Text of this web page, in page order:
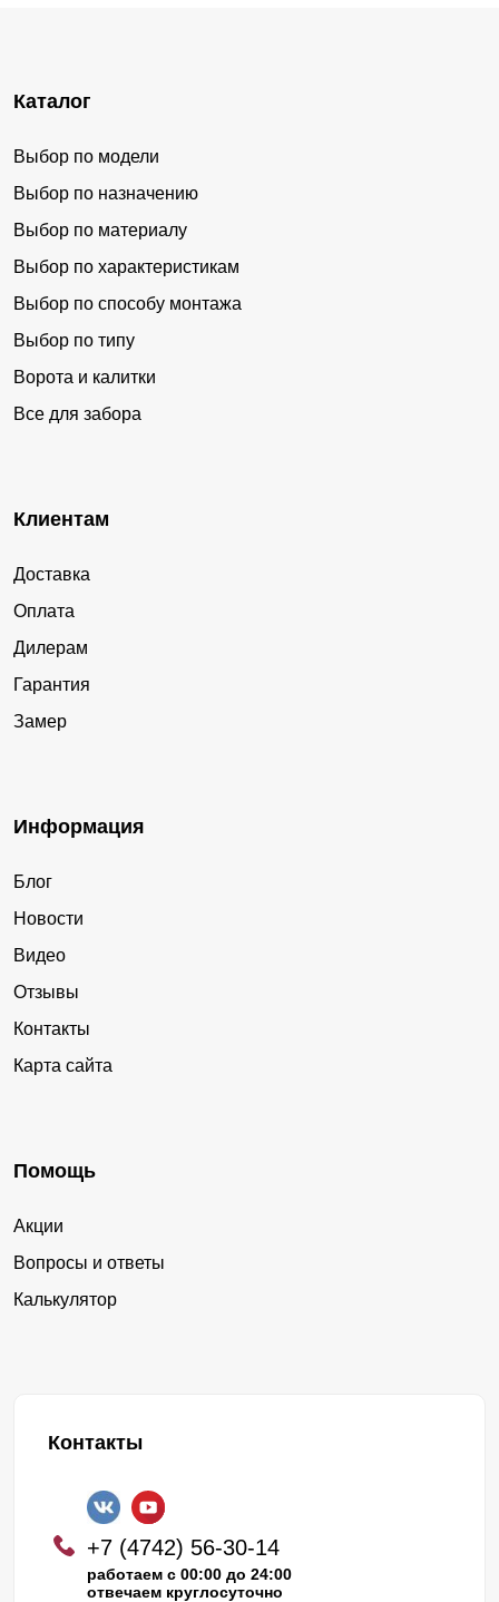
Каталог
Выбор по модели
Выбор по назначению
Выбор по материалу
Выбор по характеристикам
Выбор по способу монтажа
Выбор по типу
Ворота и калитки
Все для забора
Клиентам
Доставка
Оплата
Дилерам
Гарантия
Замер
Информация
Блог
Новости
Видео
Отзывы
Контакты
Карта сайта
Помощь
Акции
Вопросы и ответы
Калькулятор
Контакты
+7 (4742) 56-30-14
работаем с 00:00 до 24:00
отвечаем круглосуточно